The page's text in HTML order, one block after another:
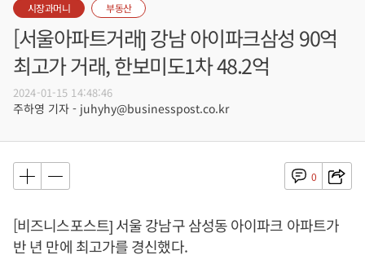
시장과머니 부동산
[서울아파트거래] 강남 아이파크삼성 90억
최고가 거래, 한보미도1차 48.2억
2024-01-15 14:48:46
주하영 기자 - juhyhy@businesspost.co.kr
0
[비즈니스포스트] 서울 강남구 삼성동 아이파크 아파트가
반 년 만에 최고가를 경신했다.